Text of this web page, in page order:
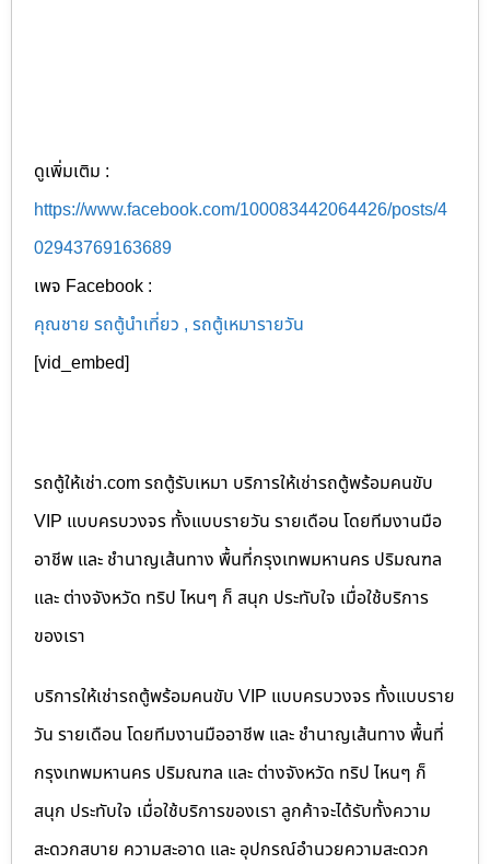
ดูเพิ่มเติม :
https://www.facebook.com/100083442064426/posts/4
02943769163689
เพจ Facebook :
คุณชาย รถตู้นำเที่ยว , รถตู้เหมารายวัน
[vid_embed]
รถตู้ให้เช่า.com รถตู้รับเหมา บริการให้เช่ารถตู้พร้อมคนขับ
VIP แบบครบวงจร ทั้งแบบรายวัน รายเดือน โดยทีมงานมือ
อาชีพ และ ชำนาญเส้นทาง พื้นที่กรุงเทพมหานคร ปริมณฑล
และ ต่างจังหวัด ทริป ไหนๆ ก็ สนุก ประทับใจ เมื่อใช้บริการ
ของเรา
บริการให้เช่ารถตู้พร้อมคนขับ VIP แบบครบวงจร ทั้งแบบราย
วัน รายเดือน โดยทีมงานมืออาชีพ และ ชำนาญเส้นทาง พื้นที่
กรุงเทพมหานคร ปริมณฑล และ ต่างจังหวัด ทริป ไหนๆ ก็
สนุก ประทับใจ เมื่อใช้บริการของเรา ลูกค้าจะได้รับทั้งความ
สะดวกสบาย ความสะอาด และ อุปกรณ์อำนวยความสะดวก